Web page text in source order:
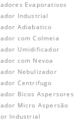
Evaporativos
Industrial
Adiabatico
com Colmeia
Umidificador
com Nevoa
Nebulizador
Centrifugo
Bicos Aspersores
Micro Aspersão
Industrial